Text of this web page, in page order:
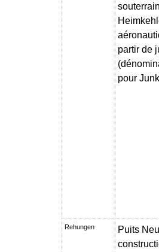
partir de
pour
Rehungen
Puits